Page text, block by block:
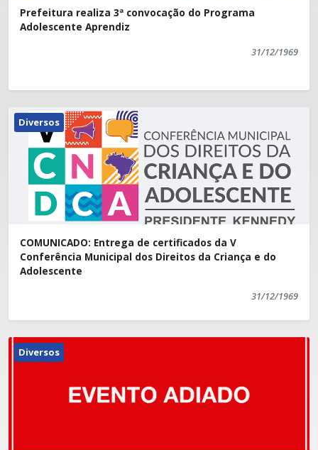
Prefeitura realiza 3ª convocação do Programa
Adolescente Aprendiz
31/12/1969
Diversos
COMUNICADO: Entrega de certificados da V
Conferência Municipal dos Direitos da Criança e do
Adolescente
31/12/1969
Diversos